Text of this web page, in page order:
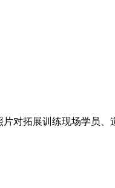
对拓展训练现场学员